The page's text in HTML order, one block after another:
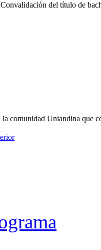
del título de
comunidad Uniandina que